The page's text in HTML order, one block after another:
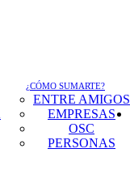
¿CÓMO SUMARTE?
ENTRE AMIGOS
EMPRESAS
OSC
PERSONAS